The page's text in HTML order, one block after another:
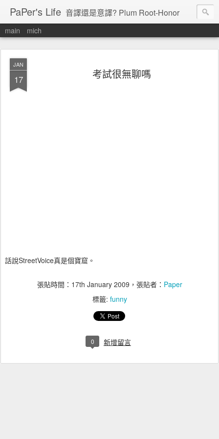
PaPer's Life 音譯還是意譯? Plum Root-Honor
main mich
JAN
17 考試很無聊嗎
話說StreetVoice真是個寶窟。
張貼時間： 17th January 2009 ，張貼者： Paper
標籤: funny
0 新增留言